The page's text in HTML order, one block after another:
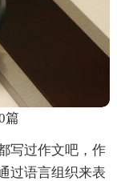
篇
写过作文吧，作
过语言组织来表